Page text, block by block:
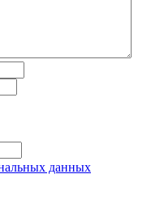
данных